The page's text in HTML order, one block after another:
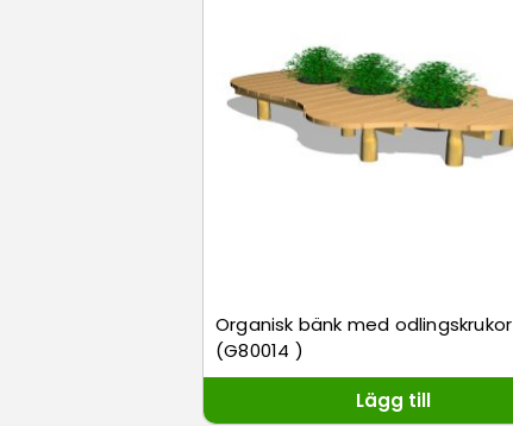
Organisk bänk med odlingskrukor
(G80014 )
Lägg till